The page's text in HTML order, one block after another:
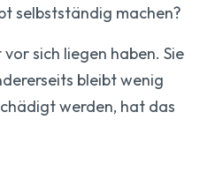
selbstständig machen?
sich liegen haben. Sie
bleibt wenig
werden, hat das